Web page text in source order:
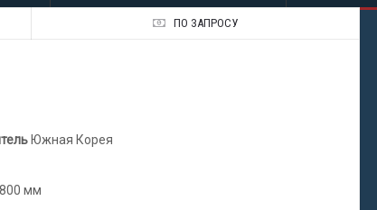
ПО ЗАПРОСУ
Южная Корея
мм